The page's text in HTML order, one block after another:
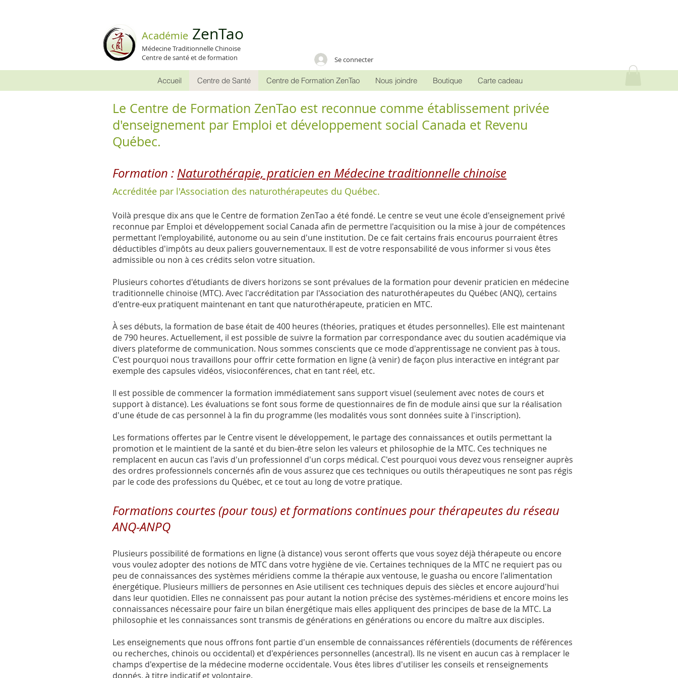
Académie ZenTao
Médecine Traditionnelle Chinoise
Centre de santé et de formation
Se connecter
Accueil Centre de Santé Centre de Formation ZenTao Nous joindre Boutique Carte cadeau
Le Centre de Formation ZenTao est reconnue comme établissement privée
d'enseignement par Emploi et développement social Canada et Revenu
Québec.
Formation : Naturothérapie, praticien en Médecine traditionnelle chinoise
Accréditée par l'Association des naturothérapeutes du Québec.
Voilà presque dix ans que le Centre de formation ZenTao a été fondé. Le centre se veut une école d'enseignement privé
reconnue par Emploi et développement social Canada afin de permettre l'acquisition ou la mise à jour de compétences
permettant l'employabilité, autonome ou au sein d'une institution. De ce fait certains frais encourus pourraient êtres
déductibles d'impôts au deux paliers gouvernementaux. Il est de votre responsabilité de vous informer si vous êtes
admissible ou non à ces crédits selon votre situation.
Plusieurs cohortes d'étudiants de divers horizons se sont prévalues de la formation pour devenir praticien en médecine
traditionnelle chinoise (MTC). Avec l'accréditation par l'Association des naturothérapeutes du Québec (ANQ), certains
d'entre-eux pratiquent maintenant en tant que naturothérapeute, praticien en MTC.
À ses débuts, la formation de base était de 400 heures (théories, pratiques et études personnelles). Elle est maintenant
de 790 heures. Actuellement, il est possible de suivre la formation par correspondance avec du soutien académique via
divers plateforme de communication. Nous sommes conscients que ce mode d'apprentissage ne convient pas à tous.
C'est pourquoi nous travaillons pour offrir cette formation en ligne (à venir) de façon plus interactive en intégrant par
exemple des capsules vidéos, visioconférences, chat en tant réel, etc.
Il est possible de commencer la formation immédiatement sans support visuel (seulement avec notes de cours et
support à distance). Les évaluations se font sous forme de questionnaires de fin de module ainsi que sur la réalisation
d'une étude de cas personnel à la fin du programme (les modalités vous sont données suite à l'inscription).
Les formations offertes par le Centre visent le développement, le partage des connaissances et outils permettant la
promotion et le maintient de la santé et du bien-être selon les valeurs et philosophie de la MTC. Ces techniques ne
remplacent en aucun cas l'avis d'un professionnel d'un corps médical. C'est pourquoi vous devez vous renseigner auprès
des ordres professionnels concernés afin de vous assurez que ces techniques ou outils thérapeutiques ne sont pas régis
par le code des professions du Québec, et ce tout au long de votre pratique.
Formations courtes (pour tous) et formations continues pour thérapeutes du réseau
ANQ-ANPQ
Plusieurs possibilité de formations en ligne (à distance) vous seront offerts que vous soyez déjà thérapeute ou encore
vous voulez adopter des notions de MTC dans votre hygiène de vie. Certaines techniques de la MTC ne requiert pas ou
peu de connaissances des systèmes méridiens comme la thérapie aux ventouse, le guasha ou encore l'alimentation
énergétique. Plusieurs milliers de personnes en Asie utilisent ces techniques depuis des siècles et encore aujourd'hui
dans leur quotidien. Elles ne connaissent pas pour autant la notion précise des systèmes-méridiens et encore moins les
connaissances nécessaire pour faire un bilan énergétique mais elles appliquent des principes de base de la MTC. La
philosophie et les connaissances sont transmis de générations en générations ou encore du maître aux disciples.
Les enseignements que nous offrons font partie d'un ensemble de connaissances référentiels (documents de références
ou recherches, chinois ou occidental) et d'expériences personnelles (ancestral). Ils ne visent en aucun cas à remplacer le
champs d'expertise de la médecine moderne occidentale. Vous êtes libres d'utiliser les conseils et renseignements
donnés, à titre indicatif et volontaire.